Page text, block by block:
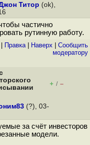
Титор (ok),
частично
рутинную работу.
Правка| Наверх
Cообщить
модератору
+ / –
(?), 03-
за счёт инвесторов
модели.